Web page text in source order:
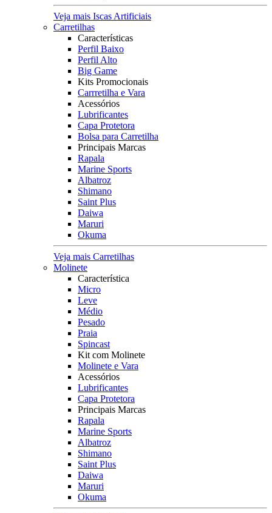
Veja mais Iscas Artificiais
Carretilhas
Características
Perfil Baixo
Perfil Alto
Big Game
Kits Promocionais
Carrretilha e Vara
Acessórios
Lubrificantes
Capa Protetora
Bolsa para Carretilha
Principais Marcas
Rapala
Marine Sports
Albatroz
Shimano
Saint Plus
Daiwa
Maruri
Okuma
Veja mais Carretilhas
Molinete
Característica
Micro
Leve
Médio
Pesado
Praia
Spincast
Kit com Molinete
Molinete e Vara
Acessórios
Lubrificantes
Capa Protetora
Principais Marcas
Rapala
Marine Sports
Albatroz
Shimano
Saint Plus
Daiwa
Maruri
Okuma